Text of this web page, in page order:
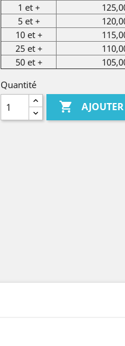
1 et +
5 et +
10 et +
25 et +
50 et +
Quantité
